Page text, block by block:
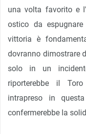
una volta favorito e
ostico da
vittoria è
dovranno dimostrare
solo in un
riporterebbe il
intrapreso in
confermerebbe la